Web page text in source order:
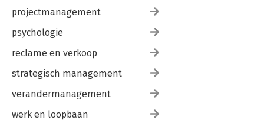
projectmanagement
psychologie
reclame en verkoop
strategisch management
verandermanagement
werk en loopbaan